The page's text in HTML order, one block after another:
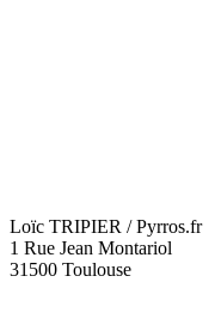
Loïc TRIPIER / Pyrros.fr
1 Rue Jean Montariol
31500 Toulouse